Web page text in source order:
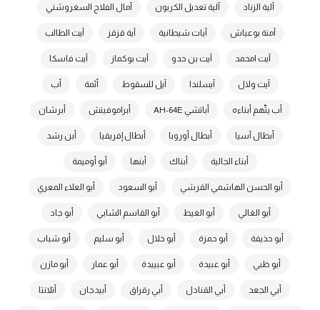
آلية الزناد آلية تعديل الكربون آمال الفلاح السغروشني
آمنة بوعياش آيات شيطانية آية قزقز آيت الطالب
آيت امحمد آيت بن حدو آيت بوكماز آيت فاسكا
آيت ولال آيسلندا آيل للسقوط أئمة أب
أب يتّهم أبناءه أباتشي AH-64E أبراموفيتش أبرشان
أبطال آسيا أبطال أوروبا أبطال إفريقيا أبن رشد
أبناء الجالية أبناك أبنها أبو أوميمة
أبو الحسن الهاشمي القرشي أبو السعود أبو العلاء المعري
أبو الغالي أبو الغيط أبو القاسم الشابي أبو جاد
أبو حذيفة أبو حمزة أبو خلال أبو سليم أبو شباب
أبو ظبي أبو عبيدة أبو عبييدة أبو عمار أبو مازن
أبي الجعد أبي القنادل أبي رقراق أبيدجان أتلانتا